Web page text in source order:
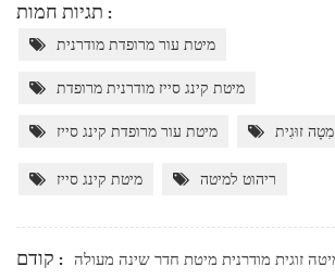
תגיות חמות :
מיטת עור מרופדת מודרנית
מיטת קינג סייז מודרנית מרופדת
מיטת עור מרופדת קינג סייז מִטָה זוּגִית
מיטת קינג סייז ריהוט למיטה
קודם :